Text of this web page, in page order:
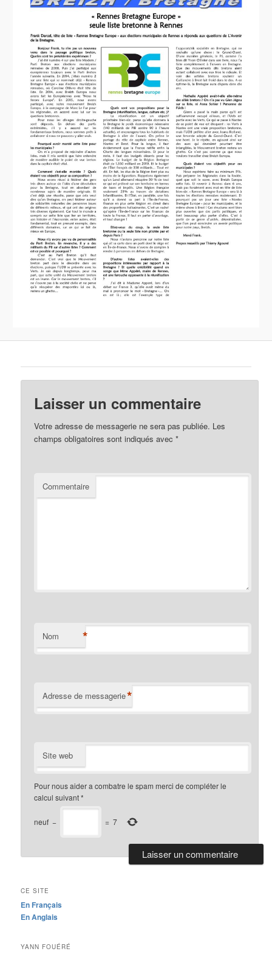
Laisser un commentaire
Votre adresse de messagerie ne sera pas publiée. Les
champs obligatoires sont indiqués avec*
Commentaire
Nom *
Adresse de messagerie*
Site web
Pour nous aider a combatre le spam merci de compléter le
calcul suivant*
neuf − = 7
CE SITE
En Français
En Anglais
YANN FOUÉRÉ